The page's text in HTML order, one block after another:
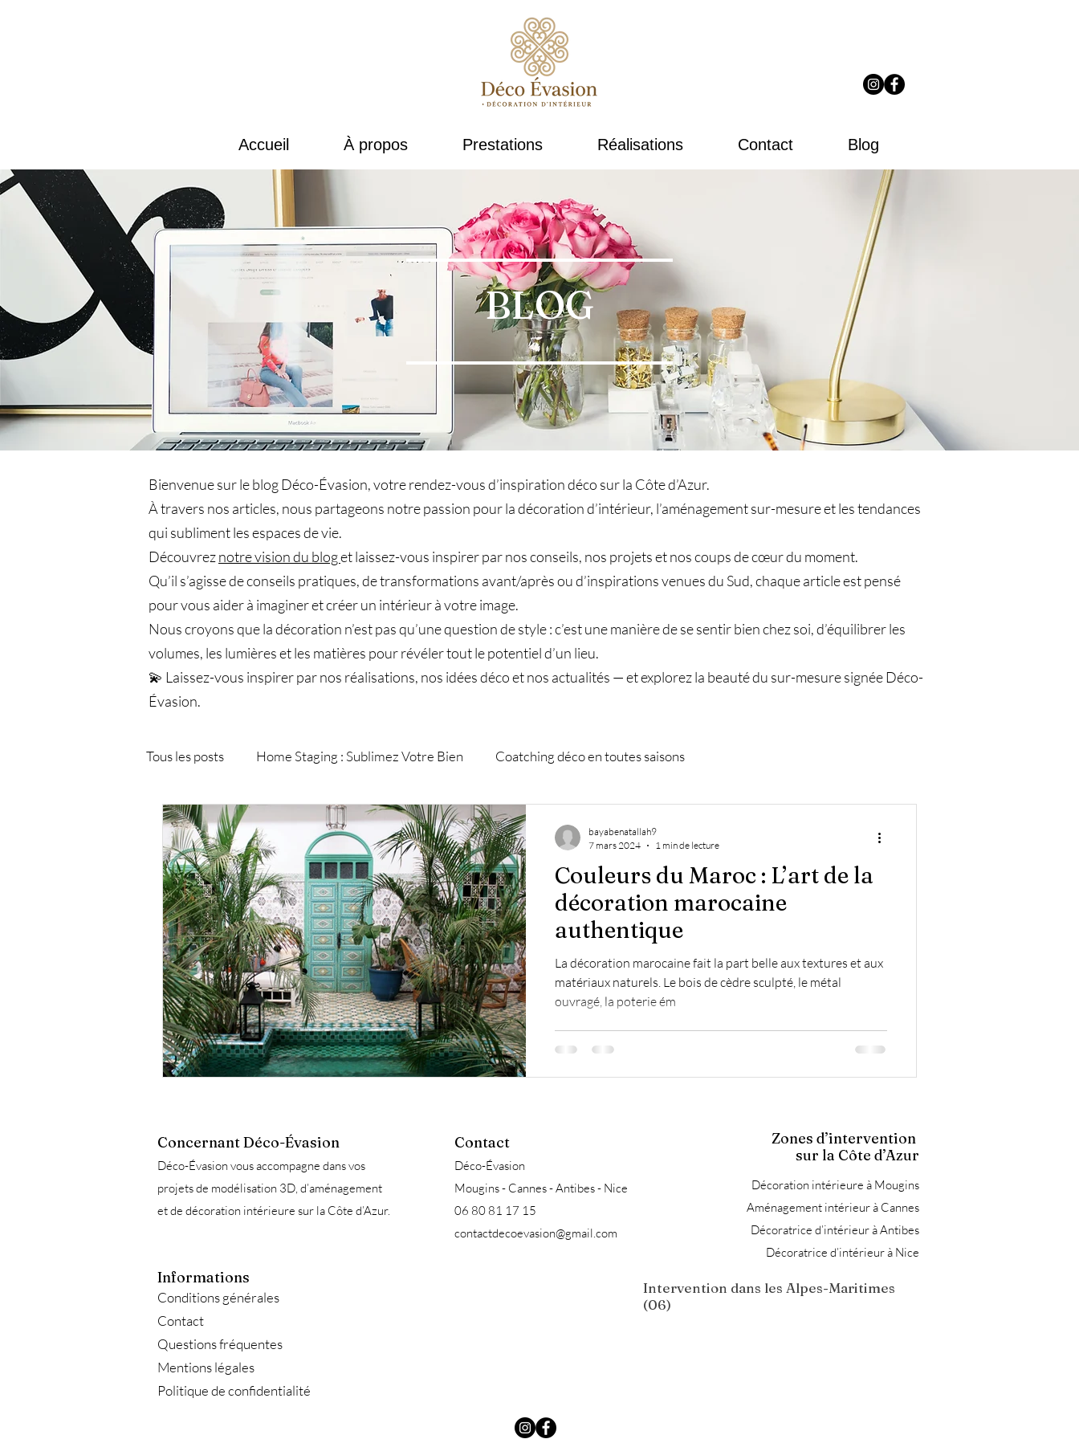
Accueil À propos Prestations Réalisations Contact Blog
BLOG
Bienvenue sur le blog Déco-Évasion, votre rendez-vous d’inspiration déco sur la Côte d’Azur.
À travers nos articles, nous partageons notre passion pour la décoration d’intérieur, l’aménagement sur-mesure et les tendances
qui subliment les espaces de vie.
Découvreznotre vision du bloget laissez-vous inspirer par nos conseils, nos projets et nos coups de cœur du moment.
Qu’il s’agisse de conseils pratiques, de transformations avant/après ou d’inspirations venues du Sud, chaque article est pensé
pour vous aider à imaginer et créer un intérieur à votre image.
Nous croyons que la décoration n’est pas qu’une question de style : c’est une manière de se sentir bien chez soi, d’équilibrer les
volumes, les lumières et les matières pour révéler tout le potentiel d’un lieu.
💫 Laissez-vous inspirer par nos réalisations, nos idées déco et nos actualités — et explorez la beauté du sur-mesure signée Déco-
Évasion.
Tous les posts Home Staging : Sublimez Votre Bien Coatching déco en toutes saisons
Modélisation et visualisation 3D Accompagnement et shopping déco.
Matériaux de décoration intérieure
Couleurs du Maroc : L’art de la
décoration marocaine
authentique
La décoration marocaine fait la part belle aux textures et aux
matériaux naturels. Le bois de cèdre sculpté, le métal
ouvragé, la poterie ém
bayabenatallah9
7 mars 2024
1 min de lecture
Concernant Déco-Évasion
Déco-Évasion vous accompagne dans vos
projets de modélisation 3D, d’aménagement
et de décoration intérieure sur la Côte d’Azur.
Informations
Conditions générales
Contact
Questions fréquentes
Mentions légales
Politique de confidentialité
Contact
Déco-Évasion
Mougins - Cannes - Antibes - Nice
06 80 81 17 15
contactdecoevasion@gmail.com
Zones d’intervention
sur la Côte d’Azur
Décoration intérieure à Mougins
Aménagement intérieur à Cannes
Décoratrice d’intérieur à Antibes
Décoratrice d’intérieur à Nice
Intervention dans les Alpes-Maritimes
(06)